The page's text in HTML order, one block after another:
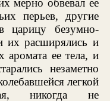
мерно обвевал ее
перьев, другие
царицу безумно-
их расширялись и
аромата ее тела, и
незаметно
легкой
никогда не